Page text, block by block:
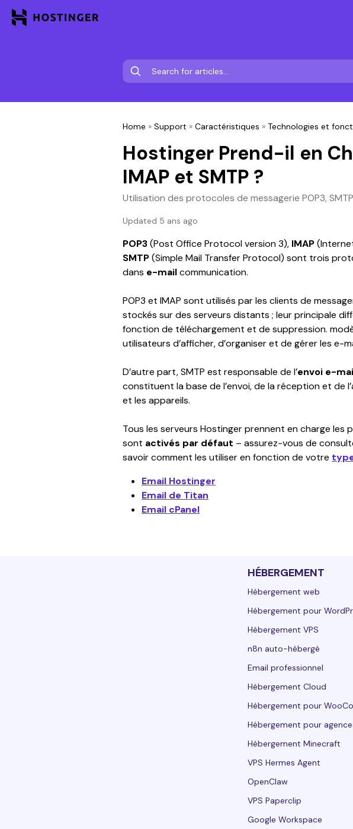
Home » Support » Caractéristiques » Technologies et
Hostinger Prend-il en
IMAP et SMTP ?
Utilisation des protocoles de messagerie POP3,
Updated 5 ans ago
POP3 (Post Office Protocol version 3), IMAP
SMTP (Simple Mail Transfer Protocol) sont trois
dans e-mail communication.
POP3 et IMAP sont utilisés par les clients de
stockés sur des serveurs distants ; leur principale
fonction de téléchargement et de suppression.
utilisateurs d’afficher, d’organiser et de gérer les e-
D’autre part, SMTP est responsable de l’envoi e-
constituent la base de l’envoi, de la réception et de
et les appareils.
Tous les serveurs Hostinger prennent en charge les
sont activés par défaut – assurez-vous de
savoir comment les utiliser en fonction de votre
Email Hostinger
Email de Titan
Email cPanel
HÉBERGEMENT
Hébergement web
Hébergement pour
Hébergement VPS
n8n auto-hébergé
Email professionnel
Hébergement Cloud
Hébergement pour
Hébergement pour
Hébergement Minecraft
VPS Hermes Agent
OpenClaw
VPS Paperclip
Google Workspace